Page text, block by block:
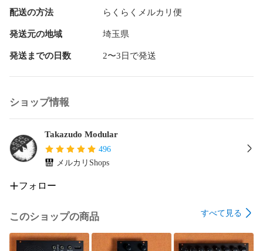
BD-Zは一言で表すとすれば、機能豊富なKick drumシンセサ
だろうと私は考えます。
例えばDAWでもグルーヴボックスでもなんでも、Kick drumを
鳴らすことはできます。909のKickが欲しければ、どこぞから
wavファイルを買ったりダウンロードしてきたりして鳴らせ
ば用は足りますし、そのためにわざわざモジュールを買う
か？という考え方はあるかと思います。
を買う必要は無いであろうと個人的には考えていますが、例
えばテクノみたいな音楽をはじめたら、Kickドラムってどう
いうのが良いのかこだわることになるには自然かと思いま
す。2つKickを使ったら？ピッチをこう変化させてみたら？い
配送の方法 らくらくメルカリ便
発送元の地域 埼玉県
発送までの日数 2〜3日で発送
ショップ情報
Takazudo Modular
496
メルカリShops
フォロー
このショップの商品 すべて見る